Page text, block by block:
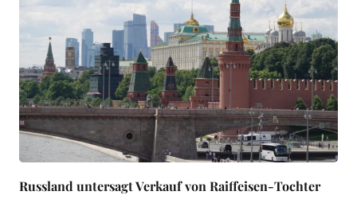
Russland untersagt Verkauf von Raiffeisen-Tochter